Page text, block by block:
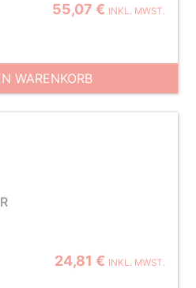
55,07 € INKL. MWST.
WARENKORB
24,81 € INKL. MWST.